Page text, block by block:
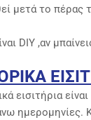
μετά το πέρας
DIY ,αν
εισιτήρια
ημερομηνίες.